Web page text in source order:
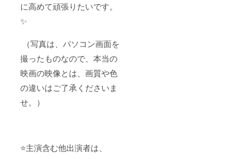
に高めて頑張りたいです。
✨
（写真は、パソコン画面を
撮ったものなので、本当の
映画の映像とは、画質や色
の違いはご了承くださいま
せ。）
⭐️主演含む他出演者は、